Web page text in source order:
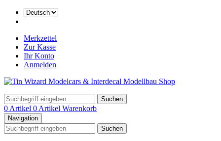
Merkzettel
Zur Kasse
Ihr Konto
Anmelden
Suchen
0 Artikel 0 Artikel Warenkorb
Navigation
Suchen